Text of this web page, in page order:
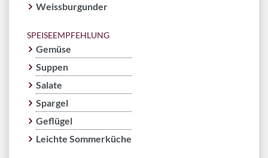
Weissburgunder
SPEISEEMPFEHLUNG
Gemüse
Suppen
Salate
Spargel
Geflügel
Leichte Sommerküche